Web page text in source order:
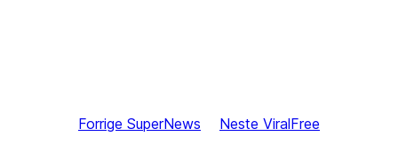
Forrige SuperNews Neste ViralFree